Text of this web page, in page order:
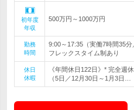
初年度
年収
500万円～1000万円
勤務
時間
9:00～17:35（実働7時間35
フレックスタイム制あり
休日
休暇
《年間休日122日》* 完全週
（5日／12月30日～1月3日…